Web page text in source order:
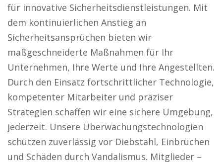
für innovative Sicherheitsdienstleistungen. Mit
dem kontinuierlichen Anstieg an
Sicherheitsansprüchen bieten wir
maßgeschneiderte Maßnahmen für Ihr
Unternehmen, Ihre Werte und Ihre Angestellten.
Durch den Einsatz fortschrittlicher Technologie,
kompetenter Mitarbeiter und präziser
Strategien schaffen wir eine sichere Umgebung,
jederzeit. Unsere Überwachungstechnologien
schützen zuverlässig vor Diebstahl, Einbrüchen
und Schäden durch Vandalismus. Mitglieder –